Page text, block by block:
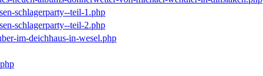
schlagerparty--teil-1.php
schlagerparty--teil-2.php
im-deichhaus-in-wesel.php